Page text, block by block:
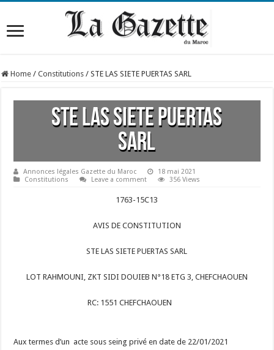
Home / Constitutions / STE LAS SIETE PUERTAS SARL
STE LAS SIETE PUERTAS
SARL
Annonces légales Gazette du Maroc
18 mai 2021
Constitutions
Leave a comment 356 Views
1763-15C13
AVIS DE CONSTITUTION
STE LAS SIETE PUERTAS SARL
LOT RAHMOUNI, ZKT SIDI DOUIEB N°18 ETG 3, CHEFCHAOUEN
RC: 1551 CHEFCHAOUEN
Aux termes d’un acte sous seing privé en date de 22/01/2021